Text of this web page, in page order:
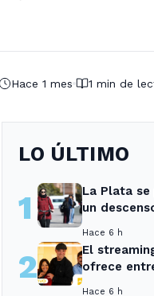
Hace 1 mes 1 min de
LO ÚLTIMO
1
La Plata
un
Hace 6 h
2
El
ofrece
Hace 6 h